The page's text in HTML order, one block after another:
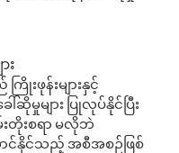
း
းဖုန်းများနှင့်
ဆိုမှုများ ပြုလုပ်နိုင်ပြီး
းစရာ မလိုဘဲ
င်နိုင်သည့် အစီအစဉ်ဖြစ်